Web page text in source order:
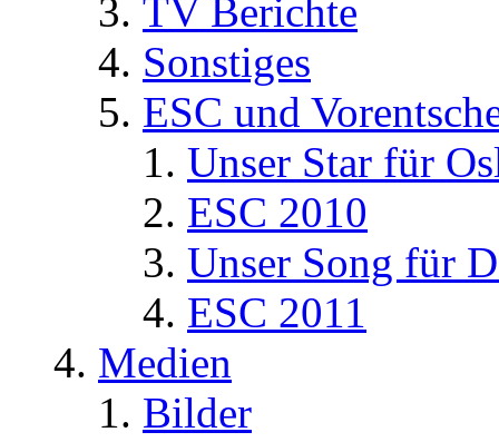
TV Berichte
Sonstiges
ESC und
Unser Star für
ESC 2010
Unser Song für
ESC 2011
Medien
Bilder